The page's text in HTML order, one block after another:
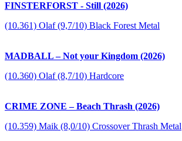
FINSTERFORST - Still (2026)
(10.361) Olaf (9,7/10) Black Forest Metal
MADBALL – Not your Kingdom (2026)
(10.360) Olaf (8,7/10) Hardcore
CRIME ZONE – Beach Thrash (2026)
(10.359) Maik (8,0/10) Crossover Thrash Metal